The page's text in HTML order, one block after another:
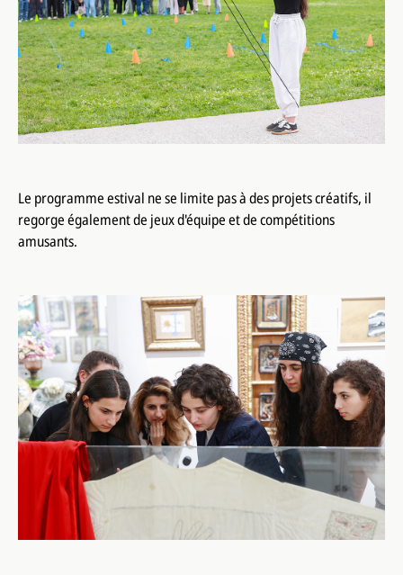
Le programme estival ne se limite pas à des projets créatifs, il
regorge également de jeux d'équipe et de compétitions
amusants.